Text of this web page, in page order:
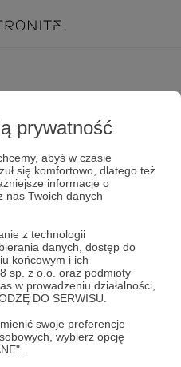
prywatność
abyś w czasie
się komfortowo, dlatego też
informacje o
nas Twoich danych
z technologii
danych, dostęp do
końcowym i ich
sp. z o.o. oraz podmioty
w prowadzeniu działalności,
DO SERWISU.
swoje preferencje
wybierz opcję
Zapomniałeś hasła?